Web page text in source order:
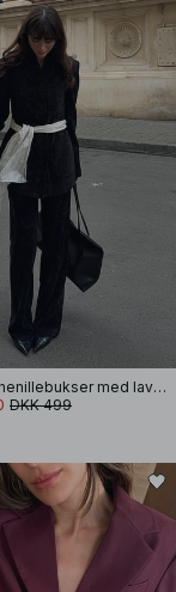
Bredbent chenillebukser med lav talje
DKK 499